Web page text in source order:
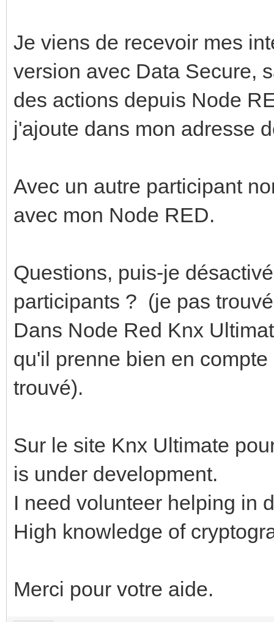
Je viens de recevoir mes
version avec Data Secure,
des actions depuis Node
j'ajoute dans mon adresse
Avec un autre participant
avec mon Node RED.
Questions, puis-je
participants ? (je pas
Dans Node Red Knx
qu'il prenne bien en
trouvé).
Sur le site Knx Ultimate
is under development.
I need volunteer helping in
High knowledge of
Merci pour votre aide.